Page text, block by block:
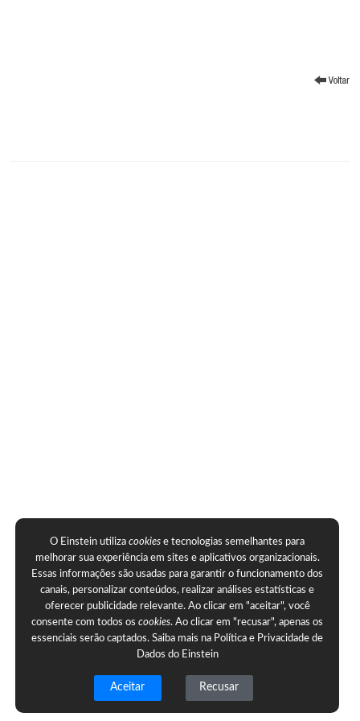
O Einstein utilizacookies e tecnologias semelhantes para
melhorar sua experiência em sites e aplicativos organizacionais.
Essas informações são usadas para garantir o funcionamento dos
canais, personalizar conteúdos, realizar análises estatísticas e
oferecer publicidade relevante. Ao clicar em "aceitar", você
consente com todos oscookies. Ao clicar em "recusar", apenas os
essenciais serão captados. Saiba mais na Política e Privacidade de
Dados do Einstein
Aceitar Recusar